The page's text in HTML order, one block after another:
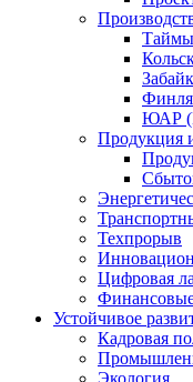
ЮАР
Продукция
Техпрорыв
Цифровая
Устойчивое
Кадровая
Экология